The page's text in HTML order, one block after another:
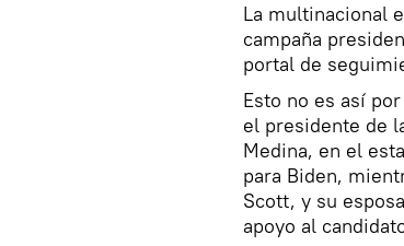
La multinacional
campaña
portal de
Esto no es así
el presidente de
Medina, en el
para Biden,
Scott, y su
apoyo al